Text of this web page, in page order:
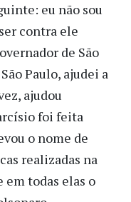
eu não sou
contra ele
de São
Paulo, ajudei a
ajudou
foi feita
o nome de
realizadas na
em todas elas o